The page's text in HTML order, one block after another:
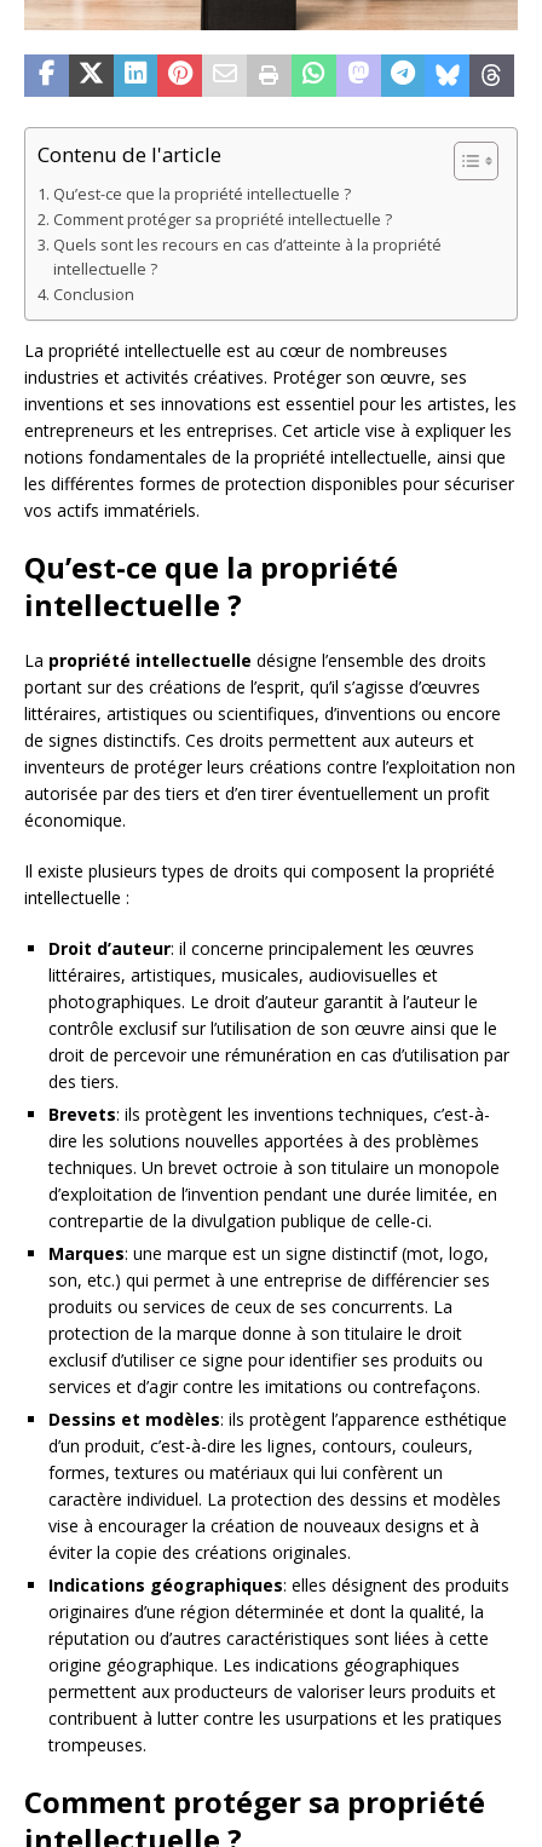
Contenu de l'article
Qu’est-ce que la propriété intellectuelle ?
Comment protéger sa propriété intellectuelle ?
Quels sont les recours en cas d’atteinte à la propriété
intellectuelle ?
Conclusion
La propriété intellectuelle est au cœur de nombreuses
industries et activités créatives. Protéger son œuvre, ses
inventions et ses innovations est essentiel pour les artistes, les
entrepreneurs et les entreprises. Cet article vise à expliquer les
notions fondamentales de la propriété intellectuelle, ainsi que
les différentes formes de protection disponibles pour sécuriser
vos actifs immatériels.
Qu’est-ce que la propriété
intellectuelle ?
La propriété intellectuelle désigne l’ensemble des droits
portant sur des créations de l’esprit, qu’il s’agisse d’œuvres
littéraires, artistiques ou scientifiques, d’inventions ou encore
de signes distinctifs. Ces droits permettent aux auteurs et
inventeurs de protéger leurs créations contre l’exploitation non
autorisée par des tiers et d’en tirer éventuellement un profit
économique.
Il existe plusieurs types de droits qui composent la propriété
intellectuelle :
Droit d’auteur: il concerne principalement les œuvres
littéraires, artistiques, musicales, audiovisuelles et
photographiques. Le droit d’auteur garantit à l’auteur le
contrôle exclusif sur l’utilisation de son œuvre ainsi que le
droit de percevoir une rémunération en cas d’utilisation par
des tiers.
Brevets: ils protègent les inventions techniques, c’est-à-
dire les solutions nouvelles apportées à des problèmes
techniques. Un brevet octroie à son titulaire un monopole
d’exploitation de l’invention pendant une durée limitée, en
contrepartie de la divulgation publique de celle-ci.
Marques: une marque est un signe distinctif (mot, logo,
son, etc.) qui permet à une entreprise de différencier ses
produits ou services de ceux de ses concurrents. La
protection de la marque donne à son titulaire le droit
exclusif d’utiliser ce signe pour identifier ses produits ou
services et d’agir contre les imitations ou contrefaçons.
Dessins et modèles: ils protègent l’apparence esthétique
d’un produit, c’est-à-dire les lignes, contours, couleurs,
formes, textures ou matériaux qui lui confèrent un
caractère individuel. La protection des dessins et modèles
vise à encourager la création de nouveaux designs et à
éviter la copie des créations originales.
Indications géographiques: elles désignent des produits
originaires d’une région déterminée et dont la qualité, la
réputation ou d’autres caractéristiques sont liées à cette
origine géographique. Les indications géographiques
permettent aux producteurs de valoriser leurs produits et
contribuent à lutter contre les usurpations et les pratiques
trompeuses.
Comment protéger sa propriété